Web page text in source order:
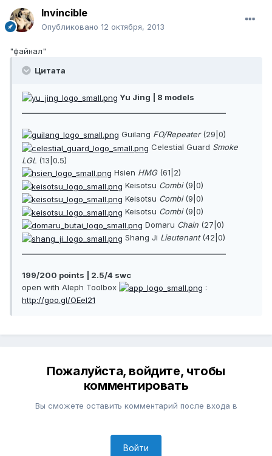
Invincible
Опубликовано 12 октября, 2013
"файнал"
Цитата
Yu Jing | 8 models
Guilang FO/Repeater(29|0)
Celestial Guard Smoke
LGL (13|0.5)
Hsien HMG(61|2)
Keisotsu Combi(9|0)
Keisotsu Combi(9|0)
Keisotsu Combi(9|0)
Domaru Chain (27|0)
Shang Ji Lieutenant(42|0)
199/200 points | 2.5/4 swc
open with Aleph Toolbox
:
http://goo.gl/OEeI21
Пожалуйста, войдите, чтобы
комментировать
Вы сможете оставить комментарий после входа в
Войти